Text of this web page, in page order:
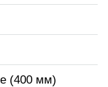
(400 мм)